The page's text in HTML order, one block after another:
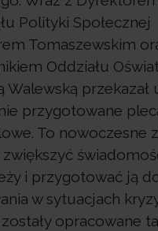
Polityki Społecznej
Tomaszewskim
Oddziału
Walewską przekazał
przygotowane
To nowoczesne
zwiększyć
i przygotować ją
w sytuacjach
opracowane